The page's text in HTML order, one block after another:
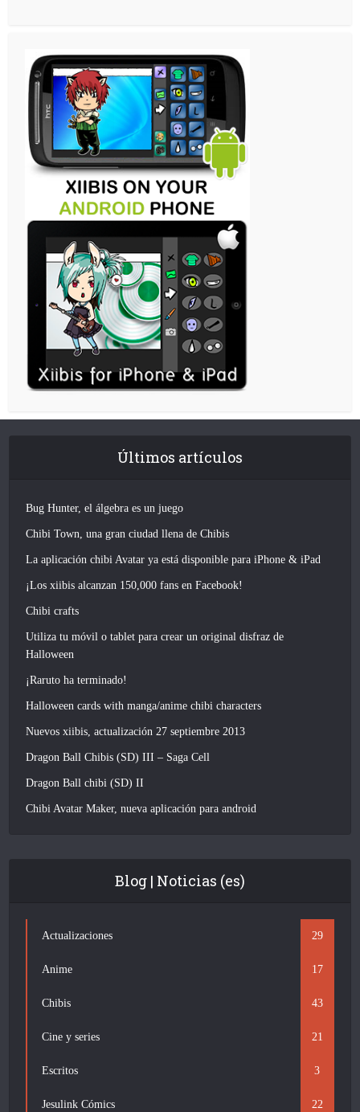
Últimos artículos
Bug Hunter, el álgebra es un juego
Chibi Town, una gran ciudad llena de Chibis
La aplicación chibi Avatar ya está disponible para iPhone & iPad
¡Los xiibis alcanzan 150,000 fans en Facebook!
Chibi crafts
Utiliza tu móvil o tablet para crear un original disfraz de
Halloween
¡Raruto ha terminado!
Halloween cards with manga/anime chibi characters
Nuevos xiibis, actualización 27 septiembre 2013
Dragon Ball Chibis (SD) III – Saga Cell
Dragon Ball chibi (SD) II
Chibi Avatar Maker, nueva aplicación para android
Blog | Noticias (es)
Actualizaciones 29
Anime 17
Chibis 43
Cine y series 21
Escritos 3
Jesulink Cómics 22